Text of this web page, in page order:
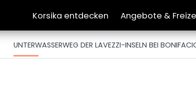
Korsika entdecken Angebote &
UNTERWASSERWEG DER LAVEZZI-INSELN BEI